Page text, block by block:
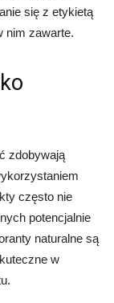
się z etykietą
nim zawarte.
zdobywają
często nie
potencjalnie
naturalne są
w